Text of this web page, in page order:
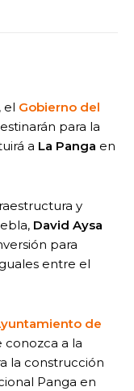
el Gobierno del
para la
a La Panga en
y
David Aysa
para
entre el
de
conozca a la
la construcción
Panga en